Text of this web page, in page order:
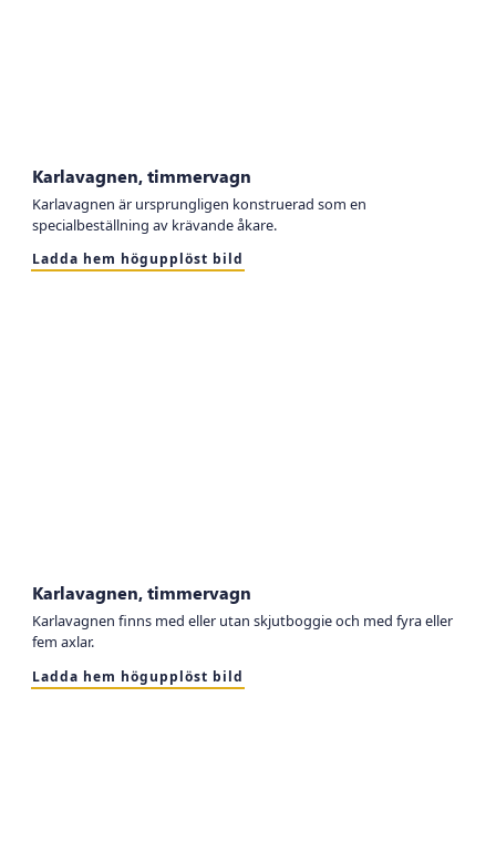
Karlavagnen, timmervagn
Karlavagnen är ursprungligen konstruerad som en
specialbeställning av krävande åkare.
Ladda hem högupplöst bild
Karlavagnen, timmervagn
Karlavagnen finns med eller utan skjutboggie och med fyra eller
fem axlar.
Ladda hem högupplöst bild